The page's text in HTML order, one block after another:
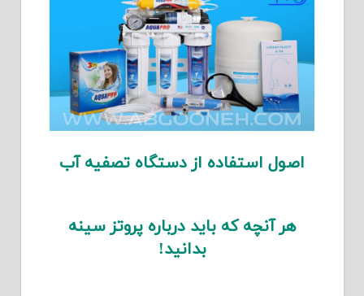
اصول استفاده از دستگاه تصفیه آب
هر آنچه که باید درباره پروتز سینه
بدانید!